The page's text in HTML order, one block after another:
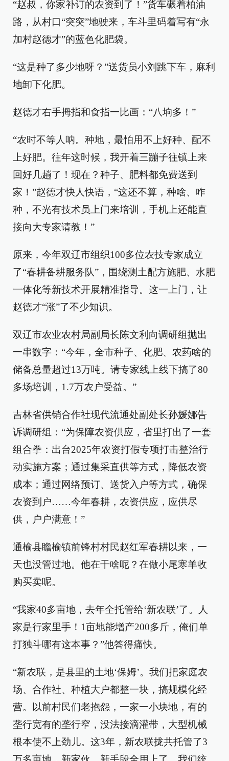
“赵叔，你家补订的农资到了！”货车碾着柏油
路，从村口“突突”地驶来，车斗里码着写有“永
加村赵德才”的蓝色化肥袋。
“这是种了多少地呀？”送货员小刘跳下车，麻利
地卸下化肥。
赵德才右手拇指和食指一比画：“八垧多！”
“农时不等人呐。种地，最怕用不上好种、配不
上好肥。往年这时候，我开着三蹦子往镇上来
回好几趟了！现在？种子、肥料都免费送到
家！”赵德才快人快语，“这还不算，种啥、咋
种，不光有技术员上门来培训，手机上还能直
接向大专家请教！”
原来，今年双辽市组织100多位农技专家成立
了“春耕备耕服务队”，围绕测土配方施肥、水肥
一体化等新技术开展精准指导。这一上门，让
赵德才“涨”了不少知识。
双辽市农业农村局副局长陈文利向调研组抛出
一串数字：“今年，全市种子、化肥、农药啥的
储备总量超过13万吨。请专家线上线下搞了80
多场培训，1.7万农户受益。”
吉林省供销合作社现代流通处副处长孙媛娜告
诉调研组：“为保障农资供应，省里打出了一套
组合拳：出台2025年农资打假专项打击整治行
动实施方案；通过集采直供等方式，降低农资
成本；通过网络预订、送货入户等方式，确保
农资到户……今年春耕，农资供应，应供尽
供，户户满意！”
通榆县瞻榆镇前锋村村民赵红军春耕以来，一
天也没管过地。他在干啥呢？在做小尾寒羊收
购买卖呢。
“我家40多亩地，去年全托管给‘新农联’了。人
家是行家里手！1亩地能增产200多斤，俺们单
打独斗哪有这本事？”他答得痛快。
“新农联，是县里的土地‘保姆’。我们把家庭农
场、合作社、种植大户都整一块，搞规模化经
营。以前村民们老抱怨，一家一小块地，有的
垄行宽有的垄行窄，没法接滴灌带，大型机械
根本使不上劲儿。这3年，新农联拢共托管了3